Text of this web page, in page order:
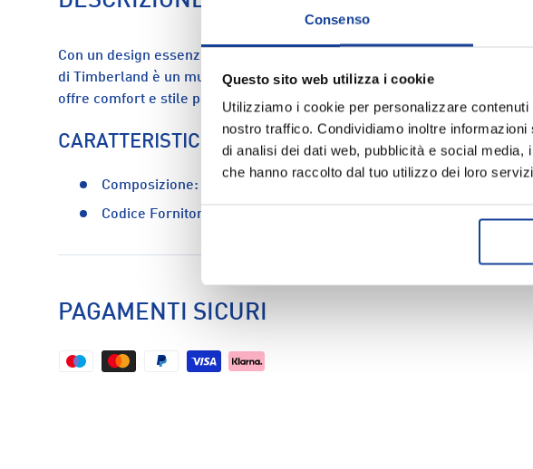
Consenso
Questo sito web utilizza i cookie
Utilizziamo i cookie per personalizzare
nostro traffico. Condividiamo inoltre
di analisi dei dati web, pubblicità e social
che hanno raccolto dal tuo utilizzo dei loro
Con un design essenziale e una grande stampa sul davanti, questa t-shirt
di Timberland è un must-have per il tuo guardaroba. Realizzata in
offre comfort e stile per un look quotidiano impeccabile.
CARATTERISTICHE
Composizione:
Codice Fornitore:
PAGAMENTI SICURI